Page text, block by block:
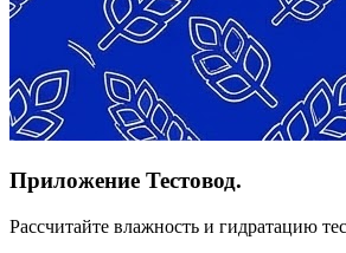
Приложение Тестовод.
Рассчитайте влажность и гидратацию
Скачать APKRuStore